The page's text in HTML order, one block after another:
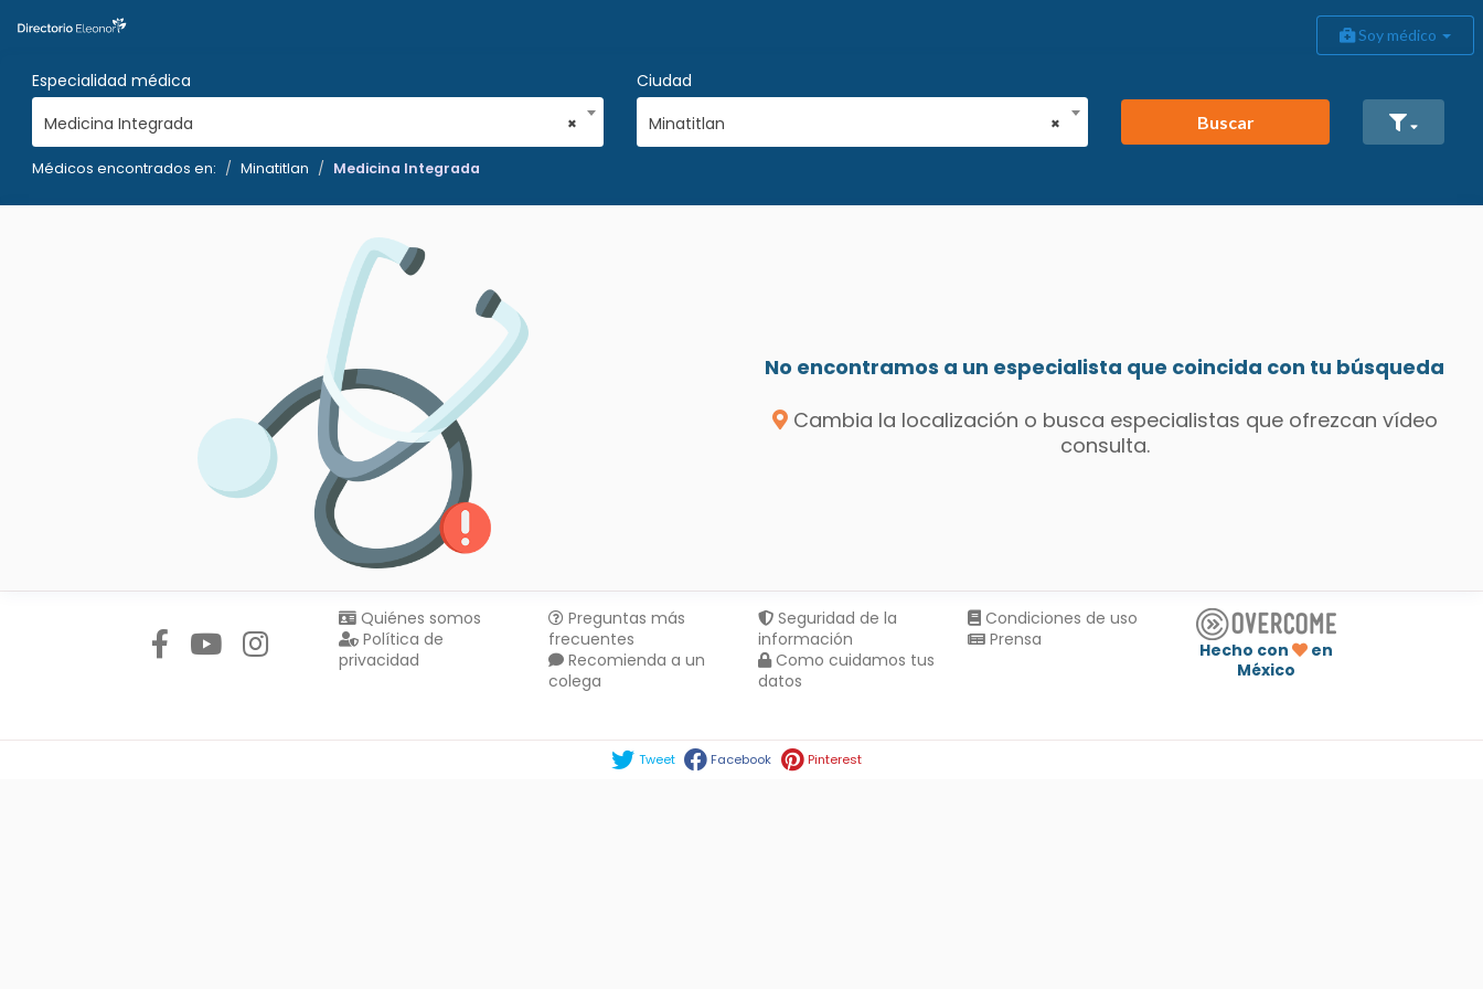
Soy médico
Especialidad médica
×
Medicina Integrada
Ciudad
×
Minatitlan Buscar
Médicos encontrados en: Minatitlan Medicina Integrada
No encontramos a un especialista que coincida con tu búsqueda
Cambia la localización o busca especialistas que ofrezcan vídeo
consulta.
Quiénes somos
Política de
privacidad
Preguntas más
frecuentes
Recomienda a un
colega
Seguridad de la
información
Como cuidamos tus
datos
Condiciones de uso
Prensa
Hecho con
en
México
Tweet Facebook Pinterest